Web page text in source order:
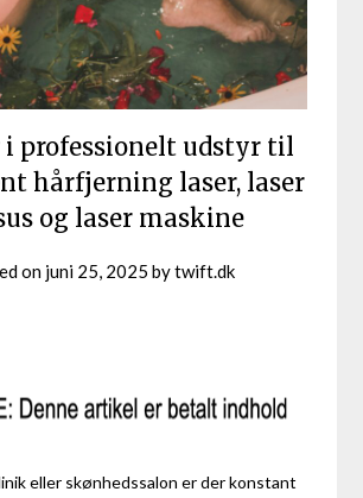
i professionelt udstyr til
hårfjerning laser, laser
og laser maskine
on juni 25, 2025 bytwift.dk
eller skønhedssalon er der konstant